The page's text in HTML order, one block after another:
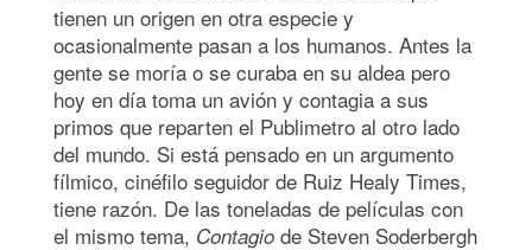
tienen un origen en otra especie y
ocasionalmente pasan a los humanos. Antes la
gente se moría o se curaba en su aldea pero
hoy en día toma un avión y contagia a sus
primos que reparten el Publimetro al otro lado
del mundo. Si está pensado en un argumento
fílmico, cinéfilo seguidor de Ruiz Healy Times,
tiene razón. De las toneladas de películas con
el mismo tema, Contagio de Steven Soderbergh